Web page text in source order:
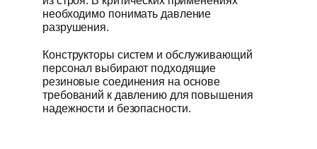
необходимо понимать давление
разрушения.
Конструкторы систем и обслуживающий
персонал выбирают подходящие
резиновые соединения на основе
требований к давлению для повышения
надежности и безопасности.